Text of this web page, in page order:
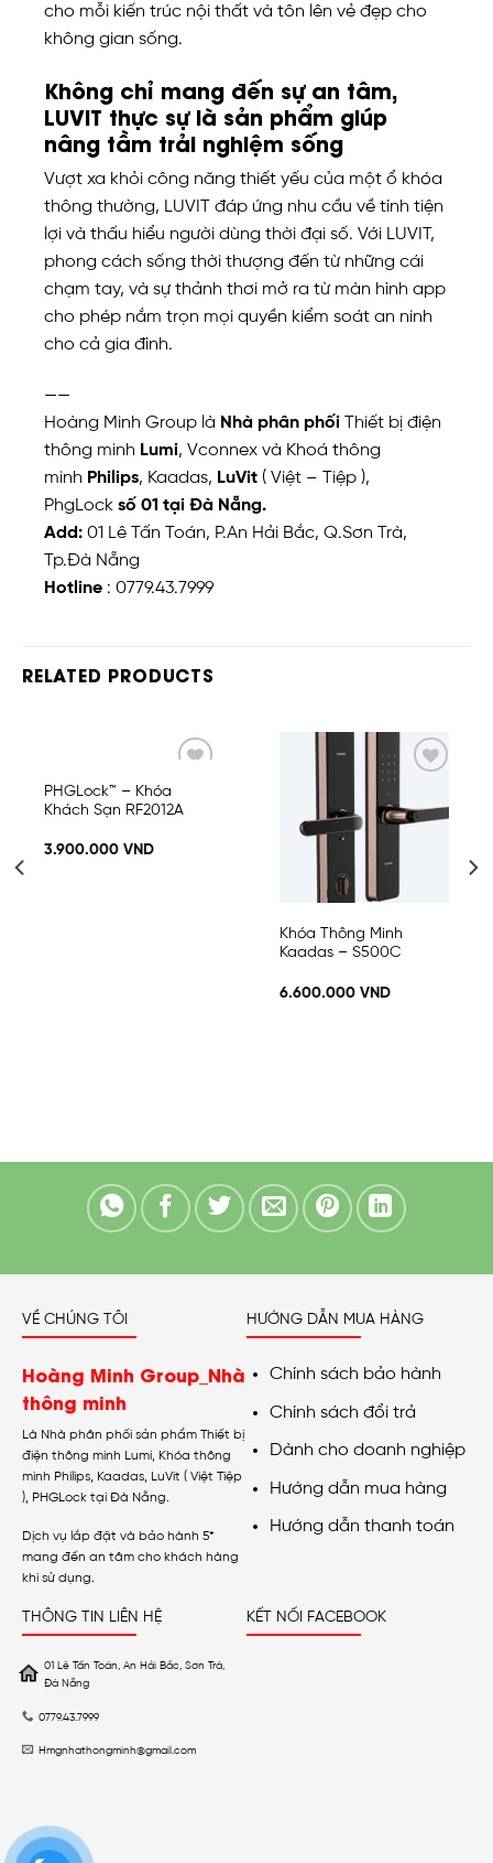
cho mỗi kiến trúc nội thất và tôn lên vẻ đẹp cho
không gian sống.
Không chỉ mang đến sự an tâm,
LUVIT thực sự là sản phẩm giúp
nâng tầm trải nghiệm sống
Vượt xa khỏi công năng thiết yếu của một ổ khóa
thông thường, LUVIT đáp ứng nhu cầu về tính tiện
lợi và thấu hiểu người dùng thời đại số. Với LUVIT,
phong cách sống thời thượng đến từ những cái
chạm tay, và sự thảnh thơi mở ra từ màn hình app
cho phép nắm trọn mọi quyền kiểm soát an ninh
cho cả gia đình.
——
Hoàng Minh Group là Nhà phân phối Thiết bị điện
thông minh Lumi, Vconnex và Khoá thông
minh Philips, Kaadas, LuVit ( Việt – Tiệp ),
PhgLock số 01 tại Đà Nẵng.
Add: 01 Lê Tấn Toán, P.An Hải Bắc, Q.Sơn Trà,
Tp.Đà Nẵng
Hotline : 0779.43.7999
RELATED PRODUCTS
wishlist
PHGLock™ – Khóa
Khách Sạn RF2012A
3.900.000 VND
wishlist
Khóa Thông Minh
Kaadas – S500C
6.600.000 VND
VỀ CHÚNG TÔI
Hoàng Minh Group_Nhà
thông minh
Là Nhà phân phối sản phẩm Thiết bị
điện thông minh Lumi, Khóa thông
minh Philips, Kaadas, LuVit ( Việt Tiệp
), PHGLock tại Đà Nẵng.
Dịch vụ lắp đặt và bảo hành 5*
mang đến an tâm cho khách hàng
khi sử dụng.
HƯỚNG DẪN MUA HÀNG
Chính sách bảo hành
Chính sách đổi trả
Dành cho doanh nghiệp
Hướng dẫn mua hàng
Hướng dẫn thanh toán
THÔNG TIN LIÊN HỆ
01 Lê Tấn Toán, An Hải Bắc, Sơn Trà,
Đà Nẵng
0779.43.7999
Hmgnhathongminh@gmail.com
KẾT NỐI FACEBOOK